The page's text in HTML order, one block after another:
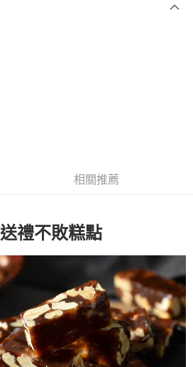
灣大哥大用戶可立即使用無須另外申請。
用金額請依後續交易確認頁面所載為準。
況，表示未達大哥付你分期系統評分，恕無
大哥付你分期」於每月結算日後寄送繳費提
可選擇「超商條碼／台灣大直營門市／銀行轉
」等通路繳費。
品之後才付款」的支付方式。 讓您購物簡單
綁卡、不需儲值。
認證，即可結帳。
，再付款。
】
先享後付」後，將跳轉至「AFTEE先享後付」
認金額後，即可完成結帳。
到繳費通知簡訊。
內，點擊此簡訊中的連結，可透過四大超商／
以上)免運費
以上)免運費
相關推薦
禮不敗糕點